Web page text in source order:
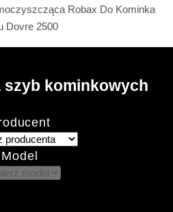
Robax Do Kominka
Dovre 2500
kominkowych
Model